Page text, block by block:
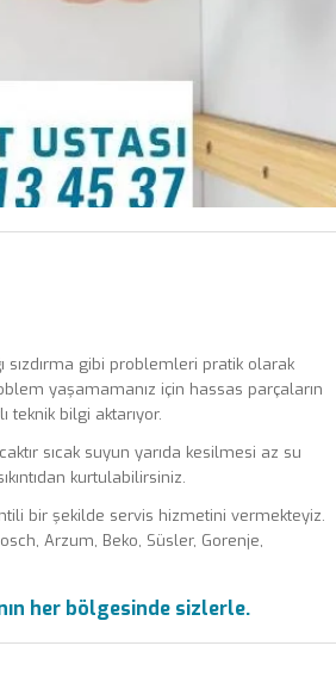
sızdırma gibi problemleri pratik olarak
yaşamamanız için hassas parçaların
teknik bilgi aktarıyor.
sıcak suyun yarıda kesilmesi az su
kurtulabilirsiniz.
bir şekilde servis hizmetini vermekteyiz.
Arzum, Beko, Süsler, Gorenje,
her bölgesinde sizlerle.